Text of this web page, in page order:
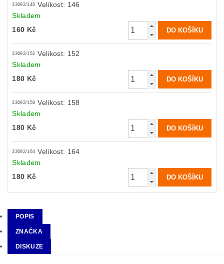
33692/146 Velikost: 146
Skladem
160 Kč
33692/152 Velikost: 152
Skladem
180 Kč
33692/158 Velikost: 158
Skladem
180 Kč
33692/164 Velikost: 164
Skladem
180 Kč
POPIS
ZNAČKA
DISKUZE